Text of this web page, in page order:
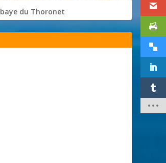
du Thoronet